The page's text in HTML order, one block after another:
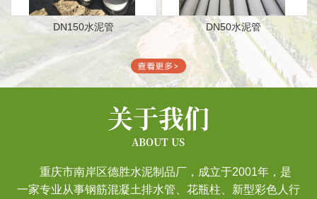
DN150水泥管 DN50水泥管
关于我们
ABOUT US
重庆市南岸区德胜水泥制品厂，成立于2001年，是
一家专业从事钢筋混凝土排水管、花瓶柱、新型彩色人行